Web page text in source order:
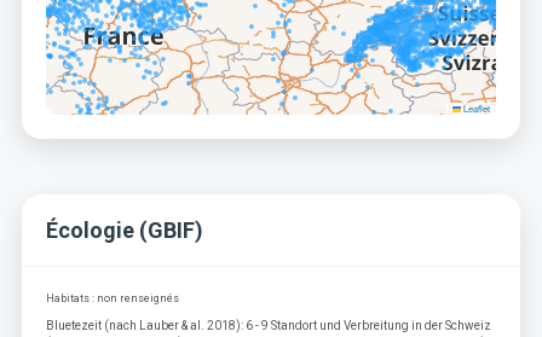
Leaflet
Écologie (GBIF)
Habitats : non renseignés
Bluetezeit (nach Lauber & al. 2018): 6 - 9 Standort und Verbreitung in der Schweiz